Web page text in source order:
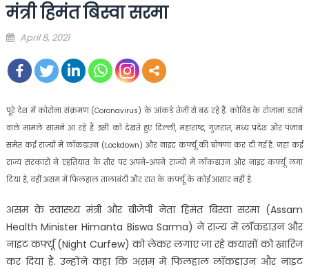
मंत्री हिमंत बिस्वा सरमा
Posted
April 8, 2021
पूरे देश में कोरोना संक्रमण (Coronavirus) के आंकड़े तेजी से बढ़ रहे हैं. कोविड के रोजाना डराने
वाले मामले सामने आ रहे हैं. इसी को देखते हुए दिल्ली, महाराष्ट्र, गुजरात, मध्य प्रदेश और पंजाब
समेत कई राज्यों में लॉकडाउन (Lockdown) और नाइट कर्फ्यू की घोषणा कर दी गई है. जहां कई
राज्य सरकारों ने एहतियात के तौर पर अपने-अपने राज्यों में लॉकडाउन और नाइट कर्फ्यू लगा
दिया है, वहीं असम में फिलहाल तालाबंदी और रात के कर्फ्यू के कोई आसार नहीं है.
असम के स्वास्थ्य मंत्री और बीजेपी नेता हिमंत बिस्वा सरमा (Assam
Health Minister Himanta Biswa Sarma) ने राज्य में लॉकडाउन और
नाइट कर्फ्यू (Night Curfew) को लेकर लगाए जा रहे कयासों को खारिज
कर दिया है. उन्होंने कहा कि असम में फिलहाल लॉकडाउन और नाइट